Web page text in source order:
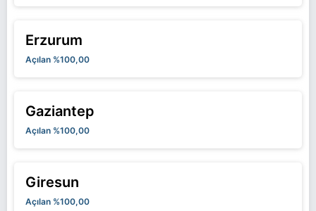
Erzurum
Açılan %100,00
Gaziantep
Açılan %100,00
Giresun
Açılan %100,00